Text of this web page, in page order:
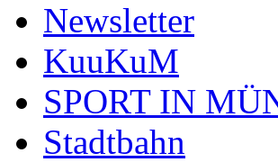
Newsletter
KuuKuM
SPORT IN
Stadtbahn